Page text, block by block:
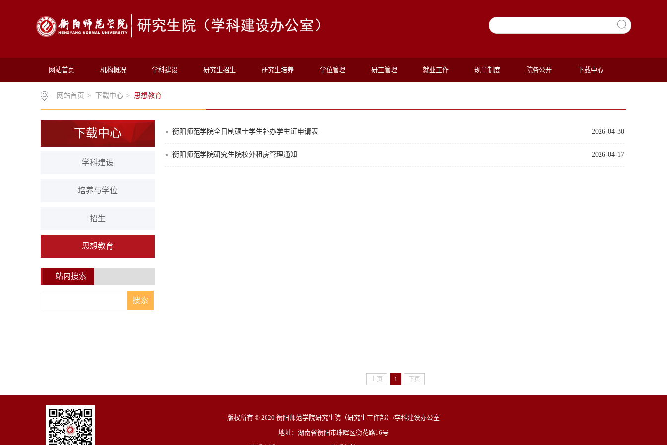
网站首页 机构概况 学科建设 研究生招生 研究生培养 学位管理 研工管理 就业工作 规章制度 院务公开 下载中心
网站首页 > 下载中心 > 思想教育
下载中心
学科建设
培养与学位
招生
思想教育
站内搜索
2026-04-30
衡阳师范学院全日制硕士学生补办学生证申请表
2026-04-17
衡阳师范学院研究生院校外租房管理通知
上页 1 下页
版权所有 © 2020 衡阳师范学院研究生院（研究生工作部）/学科建设办公室
地址：湖南省衡阳市珠晖区衡花路16号